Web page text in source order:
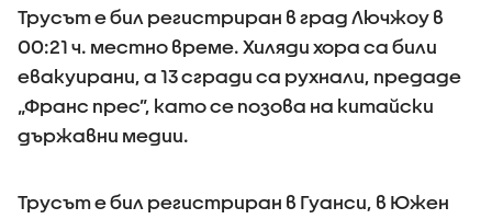
Трусът е бил регистриран в град Лючжоу в
00:21 ч. местно време. Хиляди хора са били
евакуирани, а 13 сгради са рухнали, предаде
„Франс прес”, като се позова на китайски
държавни медии.
Трусът е бил регистриран в Гуанси, в Южен